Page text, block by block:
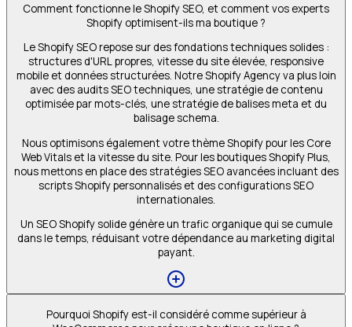
Comment fonctionne le Shopify SEO, et comment vos experts
Shopify optimisent-ils ma boutique ?
Le Shopify SEO repose sur des fondations techniques solides :
structures d'URL propres, vitesse du site élevée, responsive
mobile et données structurées. Notre Shopify Agency va plus loin
avec des audits SEO techniques, une stratégie de contenu
optimisée par mots-clés, une stratégie de balises meta et du
balisage schema.
Nous optimisons également votre thème Shopify pour les Core
Web Vitals et la vitesse du site. Pour les boutiques Shopify Plus,
nous mettons en place des stratégies SEO avancées incluant des
scripts Shopify personnalisés et des configurations SEO
internationales.
Un SEO Shopify solide génère un trafic organique qui se cumule
dans le temps, réduisant votre dépendance au marketing digital
payant.
Pourquoi Shopify est-il considéré comme supérieur à